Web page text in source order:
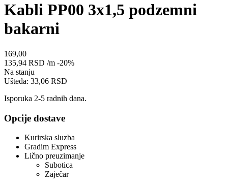
Kabli PP00 3x1,5 podzemni
bakarni
169,00
135,94 RSD /m -20%
Na stanju
Ušteda: 33,06 RSD
Isporuka 2-5 radnih dana.
Opcije dostave
Kurirska sluzba
Gradim Express
Lično preuzimanje
Subotica
Zaječar